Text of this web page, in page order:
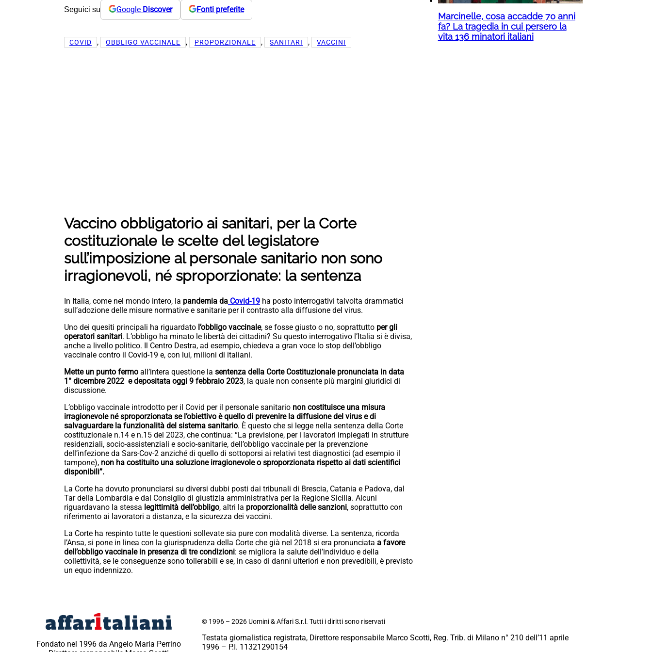
Seguici su Google Discover Fonti preferite
COVID , OBBLIGO VACCINALE , PROPORZIONALE , SANITARI , VACCINI
Vaccino obbligatorio ai sanitari, per la Corte
costituzionale le scelte del legislatore
sull’imposizione al personale sanitario non sono
irragionevoli, né sproporzionate: la sentenza
In Italia, come nel mondo intero, la pandemia da Covid-19 ha posto interrogativi talvolta drammatici
sull’adozione delle misure normative e sanitarie per il contrasto alla diffusione del virus.
Uno dei quesiti principali ha riguardato l’obbligo vaccinale, se fosse giusto o no, soprattutto per gli
operatori sanitari. L’obbligo ha minato le libertà dei cittadini? Su questo interrogativo l’Italia si è divisa,
anche a livello politico. Il Centro Destra, ad esempio, chiedeva a gran voce lo stop dell’obbligo
vaccinale contro il Covid-19 e, con lui, milioni di italiani.
Mette un punto fermo all’intera questione la sentenza della Corte Costituzionale pronunciata in data
1° dicembre 2022 e depositata oggi 9 febbraio 2023, la quale non consente più margini giuridici di
discussione.
L’obbligo vaccinale introdotto per il Covid per il personale sanitario non costituisce una misura
irragionevole né sproporzionata se l’obiettivo è quello di prevenire la diffusione del virus e di
salvaguardare la funzionalità del sistema sanitario. È questo che si legge nella sentenza della Corte
costituzionale n.14 e n.15 del 2023, che continua: “La previsione, per i lavoratori impiegati in strutture
residenziali, socio-assistenziali e socio-sanitarie, dell’obbligo vaccinale per la prevenzione
dell’infezione da Sars-Cov-2 anziché di quello di sottoporsi ai relativi test diagnostici (ad esempio il
tampone), non ha costituito una soluzione irragionevole o sproporzionata rispetto ai dati scientifici
disponibili”.
La Corte ha dovuto pronunciarsi su diversi dubbi posti dai tribunali di Brescia, Catania e Padova, dal
Tar della Lombardia e dal Consiglio di giustizia amministrativa per la Regione Sicilia. Alcuni
riguardavano la stessa legittimità dell’obbligo, altri la proporzionalità delle sanzioni, soprattutto con
riferimento ai lavoratori a distanza, e la sicurezza dei vaccini.
La Corte ha respinto tutte le questioni sollevate sia pure con modalità diverse. La sentenza, ricorda
l’Ansa, si pone in linea con la giurisprudenza della Corte che già nel 2018 si era pronunciata a favore
dell’obbligo vaccinale in presenza di tre condizioni: se migliora la salute dell’individuo e della
collettività, se le conseguenze sono tollerabili e se, in caso di danni ulteriori e non prevedibili, è previsto
un equo indennizzo.
Marcinelle, cosa accadde 70 anni
fa? La tragedia in cui persero la
vita 136 minatori italiani
Fondato nel 1996 da Angelo Maria Perrino
© 1996 – 2026 Uomini & Affari S.r.l. Tutti i diritti sono riservati
Testata giornalistica registrata, Direttore responsabile Marco Scotti, Reg. Trib. di Milano n° 210 dell’11 aprile
1996 – P.I. 11321290154